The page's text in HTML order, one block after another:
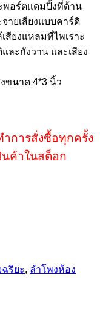
อร์ตแดมปิ้งที่ด้าน
ายเสียงแบบคาร์ดิ
สียงแหลมที่ไพเราะ
ละกังวาน และเสียง
ขนาด 4*3 นิ้ว
การสั่งซื้อทุกครั้ง
นค้าในสต็อก
ริยะ, ลำโพงห้อง